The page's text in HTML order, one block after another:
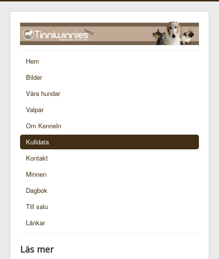
Hem
Bilder
Våra hundar
Valpar
Om Kenneln
Kulldata
Kontakt
Minnen
Dagbok
Till salu
Länkar
Läs mer